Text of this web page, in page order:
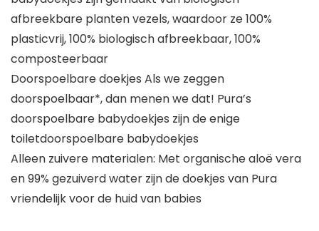
afbreekbare planten vezels, waardoor ze 100%
plasticvrij, 100% biologisch afbreekbaar, 100%
composteerbaar
Doorspoelbare doekjes Als we zeggen
doorspoelbaar*, dan menen we dat! Pura’s
doorspoelbare babydoekjes zijn de enige
toiletdoorspoelbare babydoekjes
Alleen zuivere materialen: Met organische aloë vera
en 99% gezuiverd water zijn de doekjes van Pura
vriendelijk voor de huid van babies